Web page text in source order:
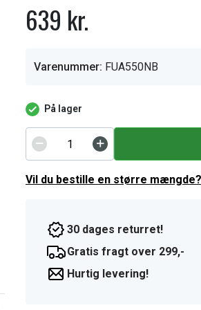
639 kr.
Varenummer: FUA550NB
På lager
Vil du bestille en større
30 dages returret!
Gratis fragt over 299,-
Hurtig levering!